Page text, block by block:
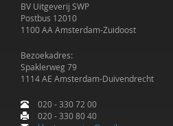
Marcel de Rooij
Maurice de van der Schueren
Otto Dellemann
BV Uitgeverij SWP
Postbus 12010
1100 AA Amsterdam-Zuidoost
Bezoekadres:
Spaklerweg 79
1114 AE Amsterdam-Duivendrecht
020 - 330 72 00
020 - 330 80 40